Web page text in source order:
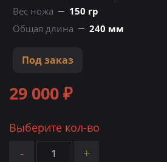
Вес ножа
150 гр
Общая длина
240 мм
Под заказ
29 000 ₽
Выберите кол-во
- +